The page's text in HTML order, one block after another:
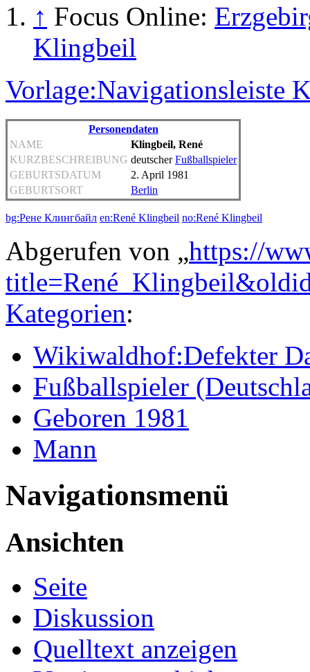
↑ Focus Online:
Klingbeil
Vorlage:Navigationsleiste
Personendaten
NAME
Klingbeil, René
KURZBESCHREIBUNG deutscherFußballspieler
GEBURTSDATUM
2. April 1981
GEBURTSORT
Berlin
bg:Рене Клингбайл en:René Klingbeil no:René Klingbeil
Abgerufen von „https://
Kategorien:
Wikiwaldhof:Defekter
Fußballspieler
Geboren 1981
Mann
Navigationsmenü
Ansichten
Seite
Diskussion
Quelltext anzeigen